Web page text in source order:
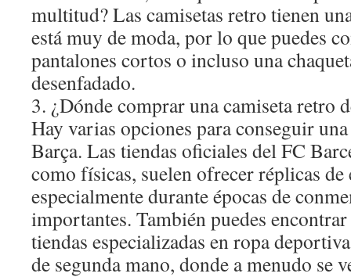
multitud? Las camisetas retro tienen
está muy de moda, por lo que puedes
pantalones cortos o incluso una
desenfadado.
3. ¿Dónde comprar una camiseta retro
Hay varias opciones para conseguir
Barça. Las tiendas oficiales del FC
como físicas, suelen ofrecer réplicas de
especialmente durante épocas de
importantes. También puedes
tiendas especializadas en ropa
de segunda mano, donde a menudo se